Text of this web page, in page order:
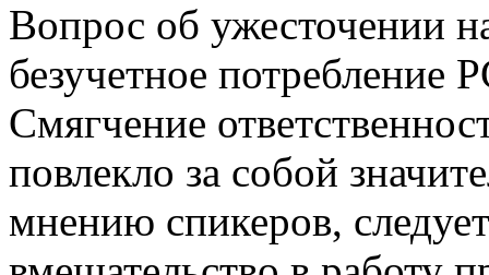
Вопрос об ужесточении
безучетное
Смягчение
повлекло за собой
мнению спикеров,